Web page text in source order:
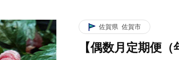
佐賀県 佐賀市
【偶数月定期便